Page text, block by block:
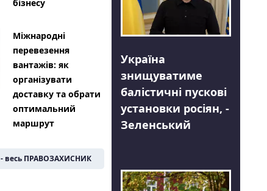
бізнесу
Міжнародні
перевезення
вантажів: як
організувати
доставку та обрати
оптимальний
маршрут
- весь ПРАВОЗАХИСНИК
Україна
знищуватиме
балістичні пускові
установки росіян, -
Зеленський